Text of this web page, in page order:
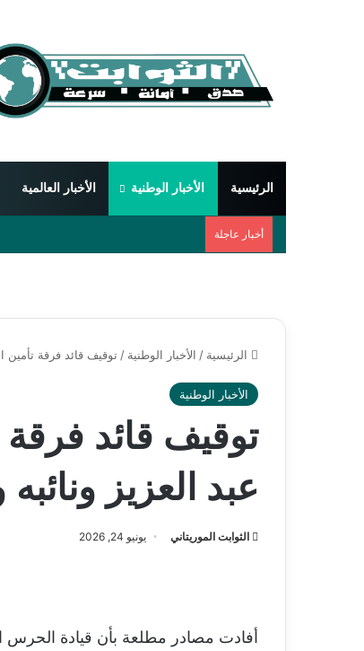
الرئيسية الأخبار الوطنية الأخبار العالمية
أخبار عاجلة
الرئيسية / الأخبار الوطنية / توقيف قائد فرقة تأمين
الأخبار الوطنية
توقيف قائد
عبد العزيز
الثوابت الموريتاني يونيو 24, 2026
أفادت مصادر مطلعة بأن قيادة الحرس